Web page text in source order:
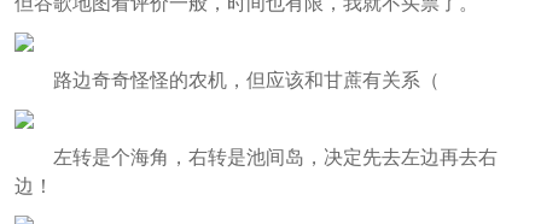
路边奇奇怪怪的农机，但应该和甘蔗有关系（
左转是个海角，右转是池间岛，决定先去左边再去右
边！